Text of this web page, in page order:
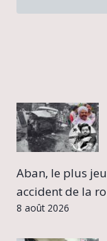
Aban, le plus
accident de la
8 août 2026